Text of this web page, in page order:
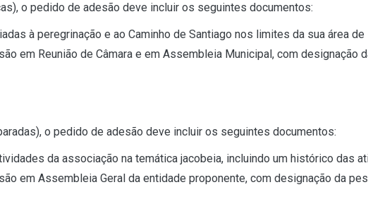
o pedido de adesão deve incluir os seguintes documentos:
à peregrinação e ao Caminho de Santiago nos limites da sua área de
em Reunião de Câmara e em Assembleia Municipal, com designação
o pedido de adesão deve incluir os seguintes documentos:
da associação na temática jacobeia, incluindo um histórico das
em Assembleia Geral da entidade proponente, com designação da